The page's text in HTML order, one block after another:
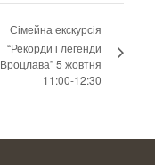
Сімейна екскурсія
“Рекорди і легенди
Вроцлава” 5 жовтня
11:00-12:30